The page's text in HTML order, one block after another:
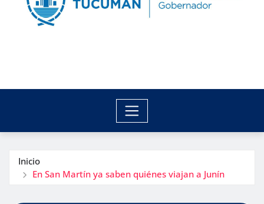
Inicio
En San Martín ya saben quiénes viajan a Junín